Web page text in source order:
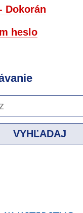
Dokorán
heslo
VYHĽADAJ